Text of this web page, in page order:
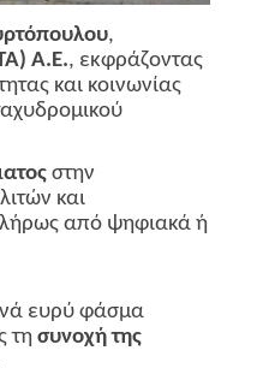
,
Α.Ε., εκφράζοντας
και κοινωνίας
στην
και
από ψηφιακά ή
ευρύ φάσμα
τη συνοχή της